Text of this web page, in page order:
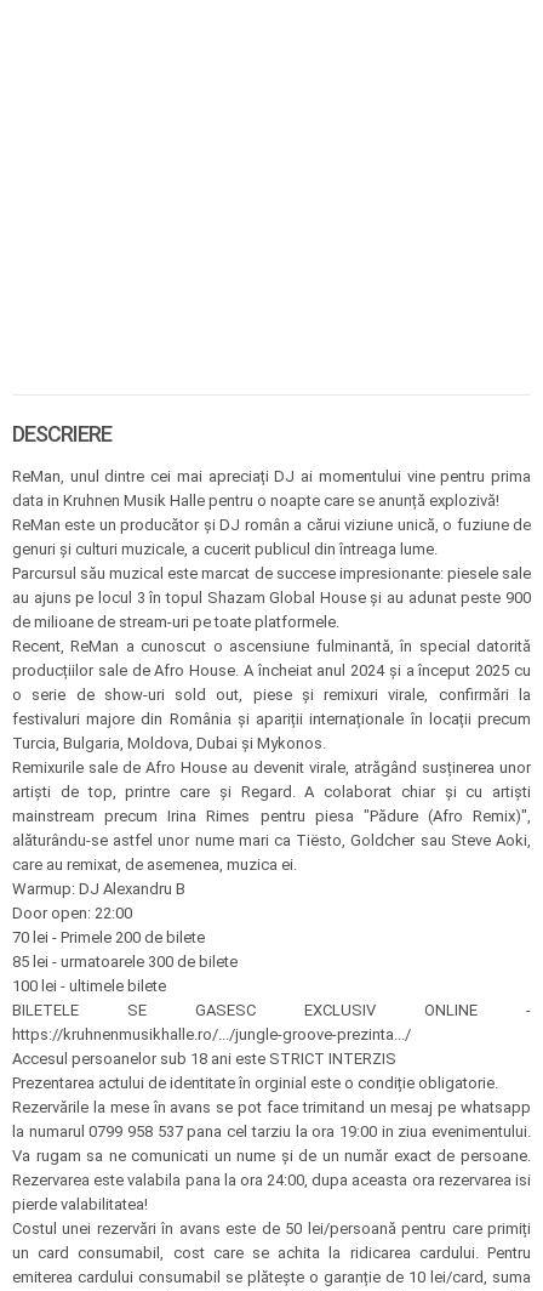
DESCRIERE
ReMan, unul dintre cei mai apreciați DJ ai momentului vine pentru prima
data in Kruhnen Musik Halle pentru o noapte care se anunță explozivă!
ReMan este un producător și DJ român a cărui viziune unică, o fuziune de
genuri și culturi muzicale, a cucerit publicul din întreaga lume.
Parcursul său muzical este marcat de succese impresionante: piesele sale
au ajuns pe locul 3 în topul Shazam Global House și au adunat peste 900
de milioane de stream-uri pe toate platformele.
Recent, ReMan a cunoscut o ascensiune fulminantă, în special datorită
producțiilor sale de Afro House. A încheiat anul 2024 și a început 2025 cu
o serie de show-uri sold out, piese și remixuri virale, confirmări la
festivaluri majore din România și apariții internaționale în locații precum
Turcia, Bulgaria, Moldova, Dubai și Mykonos.
Remixurile sale de Afro House au devenit virale, atrăgând susținerea unor
artiști de top, printre care și Regard. A colaborat chiar și cu artiști
mainstream precum Irina Rimes pentru piesa "Pădure (Afro Remix)",
alăturându-se astfel unor nume mari ca Tiësto, Goldcher sau Steve Aoki,
care au remixat, de asemenea, muzica ei.
Warmup: DJ Alexandru B
Door open: 22:00
70 lei - Primele 200 de bilete
85 lei - urmatoarele 300 de bilete
100 lei - ultimele bilete
BILETELE SE GASESC EXCLUSIV ONLINE -
https://kruhnenmusikhalle.ro/.../jungle-groove-prezinta.../
Accesul persoanelor sub 18 ani este STRICT INTERZIS
Prezentarea actului de identitate în orginial este o condiție obligatorie.
Rezervările la mese în avans se pot face trimitand un mesaj pe whatsapp
la numarul 0799 958 537 pana cel tarziu la ora 19:00 in ziua evenimentului.
Va rugam sa ne comunicati un nume și de un număr exact de persoane.
Rezervarea este valabila pana la ora 24:00, dupa aceasta ora rezervarea isi
pierde valabilitatea!
Costul unei rezervări în avans este de 50 lei/persoană pentru care primiți
un card consumabil, cost care se achita la ridicarea cardului. Pentru
emiterea cardului consumabil se plătește o garanție de 10 lei/card, suma